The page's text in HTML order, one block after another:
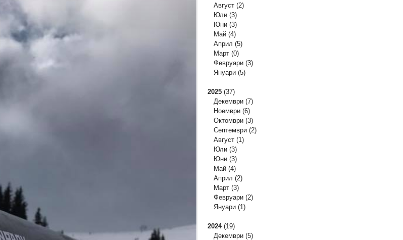
Август (2)
Юли (3)
Юни (3)
Май (4)
Април (5)
Март (0)
Февруари (3)
Януари (5)
2025 (37)
Декември (7)
Ноември (6)
Октомври (3)
Септември (2)
Август (1)
Юли (3)
Юни (3)
Май (4)
Април (2)
Март (3)
Февруари (2)
Януари (1)
2024(19)
Декември (5)